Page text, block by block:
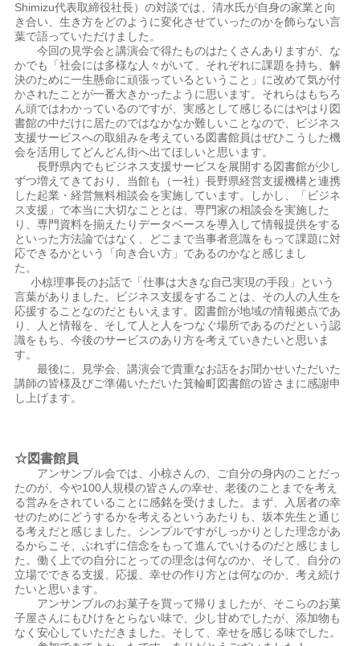
Shimizu代表取締役社長）の対談では、清水氏が自身の家業と向
き合い、生き方をどのように変化させていったのかを飾らない言
葉で語っていただけました。
今回の見学会と講演会で得たものはたくさんありますが、な
かでも「社会には多様な人々がいて、それぞれに課題を持ち、解
決のために一生懸命に頑張っているということ」に改めて気が付
かされたことが一番大きかったように思います。それらはもちろ
ん頭ではわかっているのですが、実感として感じるにはやはり図
書館の中だけに居たのではなかなか難しいことなので、ビジネス
支援サービスへの取組みを考えている図書館員はぜひこうした機
会を活用してどんどん街へ出てほしいと思います。
長野県内でもビジネス支援サービスを展開する図書館が少し
ずつ増えてきており、当館も（一社）長野県経営支援機構と連携
した起業・経営無料相談会を実施しています。しかし、「ビジネ
ス支援」で本当に大切なこととは、専門家の相談会を実施した
り、専門資料を揃えたりデータベースを導入して情報提供をする
といった方法論ではなく、どこまで当事者意識をもって課題に対
応できるかという「向き合い方」であるのかなと感じまし
た。
小椋理事長のお話で「仕事は大きな自己実現の手段」という
言葉がありました。ビジネス支援をすることは、その人の人生を
応援することなのだともいえます。図書館が地域の情報拠点であ
り、人と情報を、そして人と人をつなぐ場所であるのだという認
識をもち、今後のサービスのあり方を考えていきたいと思いま
す。
最後に、見学会、講演会で貴重なお話をお聞かせいただいた
講師の皆様及びご準備いただいた箕輪町図書館の皆さまに感謝申
し上げます。
☆図書館員
アンサンブル会では、小椋さんの、ご自分の身内のことだっ
たのが、今や100人規模の皆さんの幸せ、老後のことまでを考え
る営みをされていることに感銘を受けました。まず、入居者の幸
せのためにどうするかを考えるというあたりも、坂本先生と通じ
る考えだと感じました。シンプルですがしっかりとした理念があ
るからこそ、ぶれずに信念をもって進んでいけるのだと感じまし
た。働く上での自分にとっての理念は何なのか、そして、自分の
立場でできる支援、応援、幸せの作り方とは何なのか、考え続け
たいと思います。
アンサンブルのお菓子を買って帰りましたが、そこらのお菓
子屋さんにもひけをとらない味で、少し甘めでしたが、添加物も
なく安心していただきました。そして、幸せを感じる味でした。